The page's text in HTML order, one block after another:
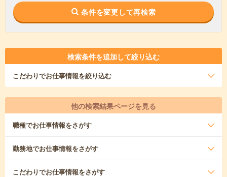
条件を変更して再検索
検索条件を追加して絞り込む
こだわりでお仕事情報を絞り込む
他の検索結果ページを見る
職種でお仕事情報をさがす
勤務地でお仕事情報をさがす
こだわりでお仕事情報をさがす